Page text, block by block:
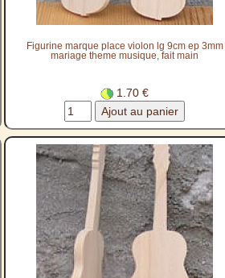
Figurine marque place violon lg 9cm ep 3mm
mariage theme musique, fait main
1.70 €